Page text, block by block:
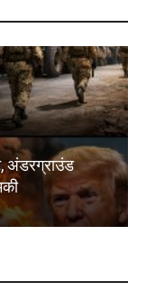
अंडरग्राउंड